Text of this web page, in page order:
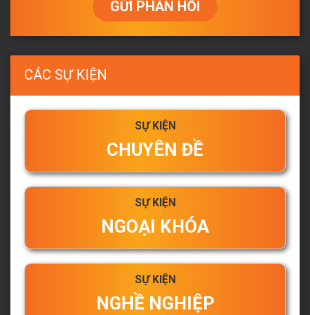
GỬI PHẢN HỒI
CÁC SỰ KIỆN
SỰ KIỆN
CHUYÊN ĐỀ
SỰ KIỆN
NGOẠI KHÓA
SỰ KIỆN
NGHỀ NGHIỆP